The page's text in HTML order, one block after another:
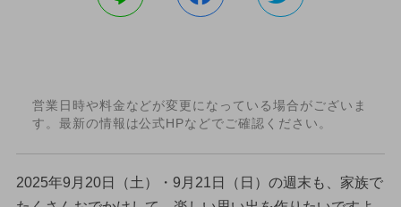
営業日時や料金などが変更になっている場合がございま
す。最新の情報は公式HPなどでご確認ください。
2025年9月20日（土）・9月21日（日）の週末も、家族で